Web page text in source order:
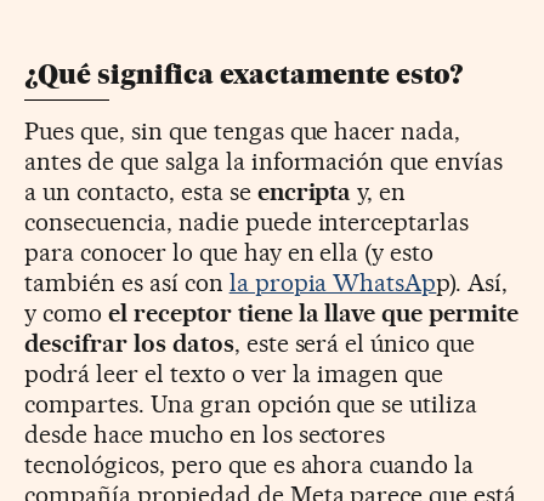
¿Qué significa exactamente esto?
Pues que, sin que tengas que hacer nada,
antes de que salga la información que envías
a un contacto, esta se encripta y, en
consecuencia, nadie puede interceptarlas
para conocer lo que hay en ella (y esto
también es así con la propia WhatsApp). Así,
y como el receptor tiene la llave que permite
descifrar los datos, este será el único que
podrá leer el texto o ver la imagen que
compartes. Una gran opción que se utiliza
desde hace mucho en los sectores
tecnológicos, pero que es ahora cuando la
compañía propiedad de Meta parece que está